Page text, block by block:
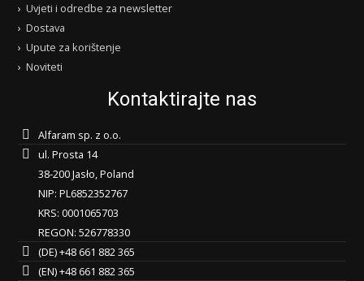
Uvjeti i odredbe za newsletter
Dostava
Upute za korištenje
Noviteti
Kontaktirajte nas
Alfaram sp. z o.o.
ul. Prosta 14
38-200 Jasło, Poland
NIP: PL6852352767
KRS: 0001065703
REGON: 526778330
(DE) +48 661 882 365
(EN) +48 661 882 365